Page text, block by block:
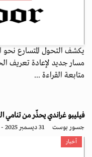
يكشف التحول المتسارع نحو
مسار جديد لإعادة تعريف
متابعة القراءة ...
فيليبو غراندي يحذّر من تنامي
جسور بوست 31 ديسمبر 2025 - 13:46
أخبار